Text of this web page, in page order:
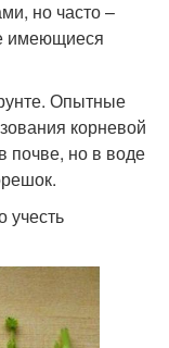
но часто –
имеющиеся
Опытные
корневой
почве, но в воде
учесть